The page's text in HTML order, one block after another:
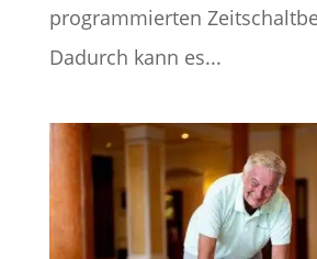
programmierten
Dadurch kann es...